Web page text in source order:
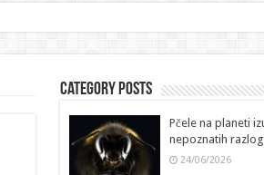
Category Posts
Pčele na planeti
nepoznatih
24/06/2026